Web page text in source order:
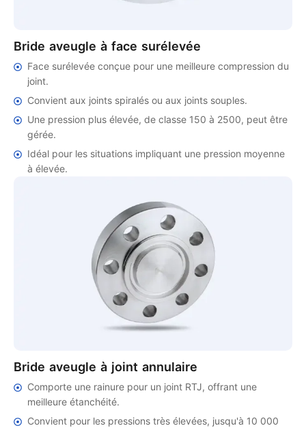
Bride aveugle à face surélevée
Face surélevée conçue pour une meilleure compression du
joint.
Convient aux joints spiralés ou aux joints souples.
Une pression plus élevée, de classe 150 à 2500, peut être
gérée.
Idéal pour les situations impliquant une pression moyenne
à élevée.
Bride aveugle à joint annulaire
Comporte une rainure pour un joint RTJ, offrant une
meilleure étanchéité.
Convient pour les pressions très élevées, jusqu'à 10 000